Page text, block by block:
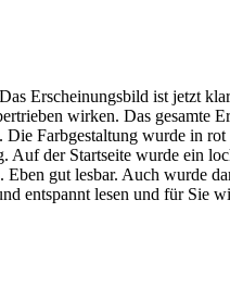
Erscheinungsbild ist jetzt
wirken. Das gesamte
Farbgestaltung wurde in
der Startseite wurde ein
gut lesbar. Auch wurde
entspannt lesen und für Sie